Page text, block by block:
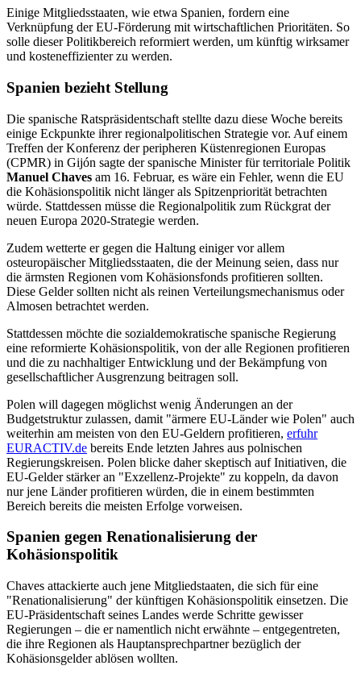
Einige Mitgliedsstaaten, wie etwa Spanien, fordern eine
Verknüpfung der EU-Förderung mit wirtschaftlichen Prioritäten. So
solle dieser Politikbereich reformiert werden, um künftig wirksamer
und kosteneffizienter zu werden.
Spanien bezieht Stellung
Die spanische Ratspräsidentschaft stellte dazu diese Woche bereits
einige Eckpunkte ihrer regionalpolitischen Strategie vor. Auf einem
Treffen der Konferenz der peripheren Küstenregionen Europas
(CPMR) in Gijón sagte der spanische Minister für territoriale Politik
Manuel Chaves am 16. Februar, es wäre ein Fehler, wenn die EU
die Kohäsionspolitik nicht länger als Spitzenpriorität betrachten
würde. Stattdessen müsse die Regionalpolitik zum Rückgrat der
neuen Europa 2020-Strategie werden.
Zudem wetterte er gegen die Haltung einiger vor allem
osteuropäischer Mitgliedsstaaten, die der Meinung seien, dass nur
die ärmsten Regionen vom Kohäsionsfonds profitieren sollten.
Diese Gelder sollten nicht als reinen Verteilungsmechanismus oder
Almosen betrachtet werden.
Stattdessen möchte die sozialdemokratische spanische Regierung
eine reformierte Kohäsionspolitik, von der alle Regionen profitieren
und die zu nachhaltiger Entwicklung und der Bekämpfung von
gesellschaftlicher Ausgrenzung beitragen soll.
Polen will dagegen möglichst wenig Änderungen an der
Budgetstruktur zulassen, damit "ärmere EU-Länder wie Polen" auch
weiterhin am meisten von den EU-Geldern profitieren, erfuhr
EURACTIV.de bereits Ende letzten Jahres aus polnischen
Regierungskreisen. Polen blicke daher skeptisch auf Initiativen, die
EU-Gelder stärker an "Exzellenz-Projekte" zu koppeln, da davon
nur jene Länder profitieren würden, die in einem bestimmten
Bereich bereits die meisten Erfolge vorweisen.
Spanien gegen Renationalisierung der
Kohäsionspolitik
Chaves attackierte auch jene Mitgliedstaaten, die sich für eine
"Renationalisierung" der künftigen Kohäsionspolitik einsetzen. Die
EU-Präsidentschaft seines Landes werde Schritte gewisser
Regierungen – die er namentlich nicht erwähnte – entgegentreten,
die ihre Regionen als Hauptansprechpartner bezüglich der
Kohäsionsgelder ablösen wollten.